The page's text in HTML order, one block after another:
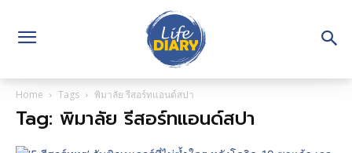
Home Tags พิมาลัย รีสอร์ทแอนด์สปา
Tag: พิมาลัย รีสอร์ทแอนด์สปา